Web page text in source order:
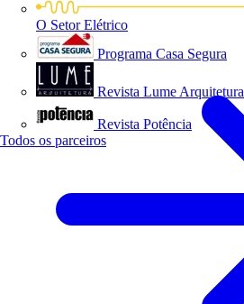
O Setor Elétrico
Programa Casa Segura
Revista Lume Arquitetura
Revista Potência
Todos os parceiros